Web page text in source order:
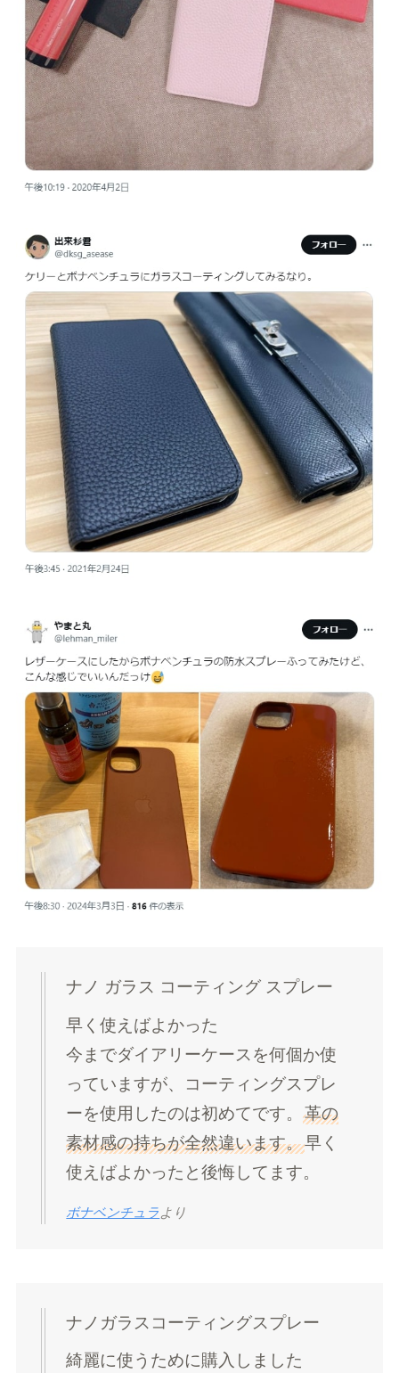
ナノ ガラス コーティング スプレー
早く使えばよかった
今までダイアリーケースを何個か使
っていますが、コーティングスプレ
ーを使用したのは初めてです。革の
素材感の持ちが全然違います。早く
使えばよかったと後悔してます。
ボナベンチュラ より
ナノガラスコーティングスプレー
綺麗に使うために購入しました